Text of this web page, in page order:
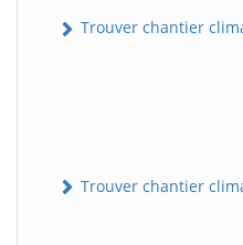
Trouver chantier
Trouver chantier